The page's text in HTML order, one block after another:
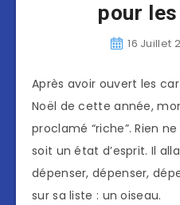
pour
16 Juillet
Après avoir ouvert les
Noël de cette année,
proclamé “riche”. Rien
soit un état d’esprit. Il
dépenser, dépenser,
sur sa liste : un oiseau.